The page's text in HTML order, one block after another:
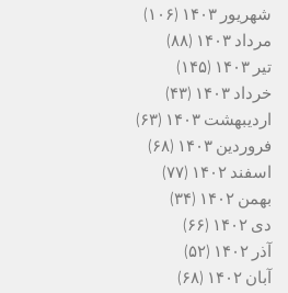
شهریور ۱۴۰۳
(۱۰۶)
مرداد ۱۴۰۳
(۸۸)
تیر ۱۴۰۳
(۱۴۵)
خرداد ۱۴۰۳
(۴۳)
اردیبهشت ۱۴۰۳
(۶۳)
فروردین ۱۴۰۳
(۶۸)
اسفند ۱۴۰۲
(۷۷)
بهمن ۱۴۰۲
(۳۴)
دی ۱۴۰۲
(۶۶)
آذر ۱۴۰۲
(۵۲)
آبان ۱۴۰۲
(۶۸)